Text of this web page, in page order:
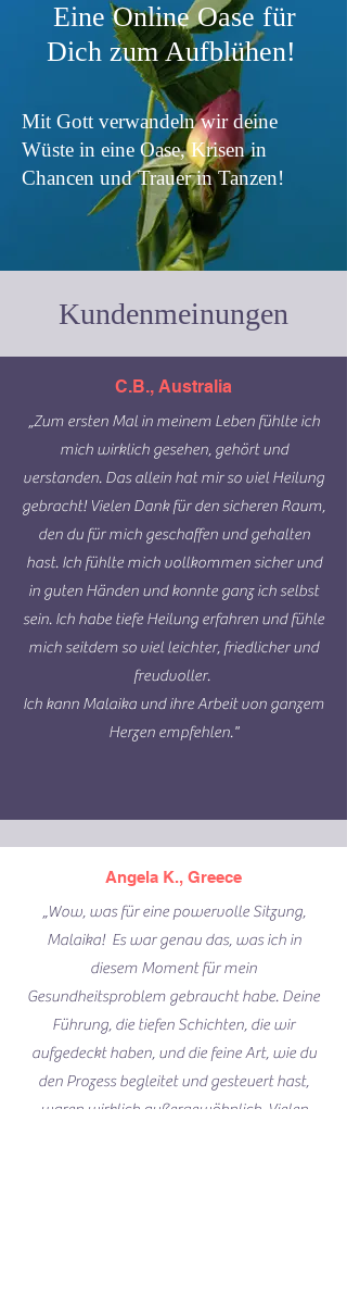
Eine Online Oase für
Dich zum Aufblühen!
Mit Gott verwandeln wir deine
Wüste in eine Oase, Krisen in
Chancen und Trauer in Tanzen!
Kundenmeinungen
C.B., Australia
„Zum ersten Mal in meinem Leben fühlte ich
mich wirklich gesehen, gehört und
verstanden. Das allein hat mir so viel Heilung
gebracht! Vielen Dank für den sicheren Raum,
den du für mich geschaffen und gehalten
hast. Ich fühlte mich vollkommen sicher und
in guten Händen und konnte ganz ich selbst
sein. Ich habe tiefe Heilung erfahren und fühle
mich seitdem so viel leichter, friedlicher und
freudvoller.
Ich kann Malaika und ihre Arbeit von ganzem
Herzen empfehlen."
Angela K., Greece
„Wow, was für eine powervolle Sitzung,
Malaika! Es war genau das, was ich in
diesem Moment für mein
Gesundheitsproblem gebraucht habe. Deine
Führung, die tiefen Schichten, die wir
aufgedeckt haben, und die feine Art, wie du
den Prozess begleitet und gesteuert hast,
waren wirklich außergewöhnlich. Vielen